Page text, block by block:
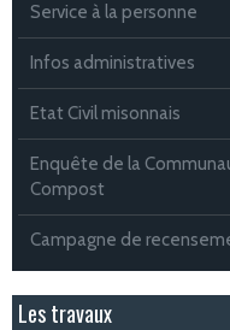
Service à la personne
Infos administratives
Etat Civil misonnais
Enquête de la
Compost
Campagne de
Les travaux